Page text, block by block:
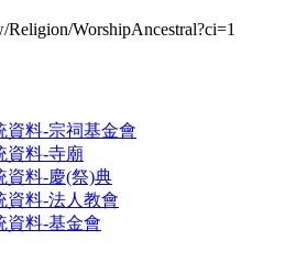
WorshipAncestral?ci=1
資料-宗祠基金會
資料-寺廟
資料-慶(祭)典
資料-法人教會
資料-基金會